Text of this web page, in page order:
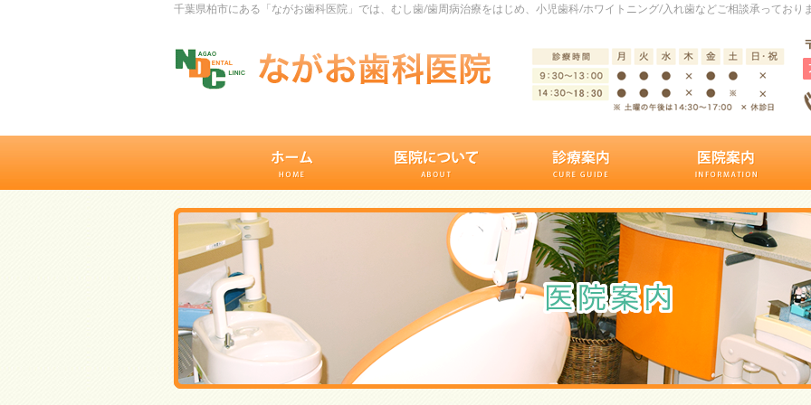
千葉県柏市にある「ながお歯科医院」では、むし歯/歯周病治療をはじめ、小児歯科/ホワイトニング/入れ歯などご相談承っており